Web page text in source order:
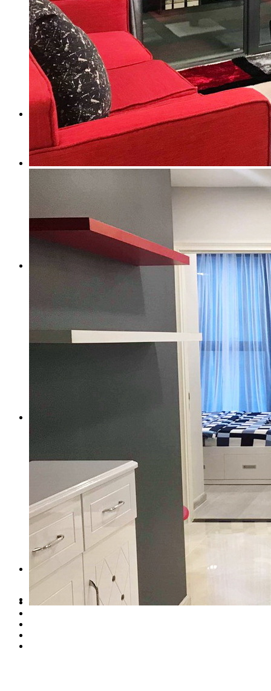
CĂN HỘ 4 PHÒNG NGỦ
CĂN HỘ PENTHOUSE
CĂN HỘ SHOPHOUSE
CĂN HỘ BÁN
1 PHÒNG NGỦ
4 PHÒNG NGỦ
1 PHÒNG NGỦ
2 PHÒNG NGỦ
TIN BẤT ĐỘNG SẢN
TIN THỊ TRƯỜNG
NỘI THẤT
LIÊN HỆ
Menu